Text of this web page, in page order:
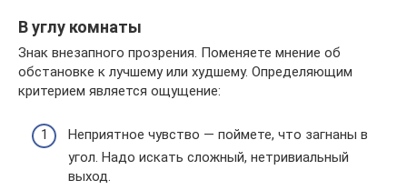
В углу комнаты
Знак внезапного прозрения. Поменяете мнение об
обстановке к лучшему или худшему. Определяющим
критерием является ощущение:
Неприятное чувство — поймете, что загнаны в
угол. Надо искать сложный, нетривиальный
выход.